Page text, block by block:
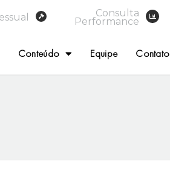
Consulta
Performance
Conteúdo Equipe Contato